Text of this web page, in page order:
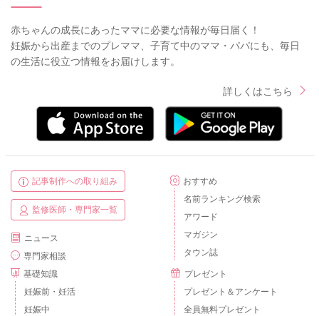
赤ちゃんの成長にあったママに必要な情報が毎日届く！
妊娠から出産までのプレママ、子育て中のママ・パパにも、毎日
の生活に役立つ情報をお届けします。
詳しくはこちら
記事制作への取り組み
監修医師・専門家一覧
ニュース
専門家相談
基礎知識
妊娠前・妊活
妊娠中
おすすめ
名前ランキング検索
アワード
マガジン
タウン誌
プレゼント
プレゼント＆アンケート
全員無料プレゼント